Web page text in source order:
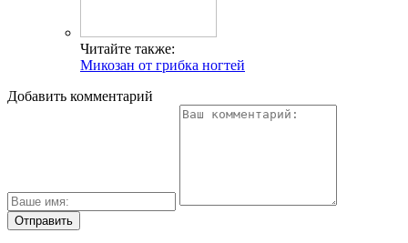
Читайте также:
Микозан от грибка ногтей
Добавить комментарий